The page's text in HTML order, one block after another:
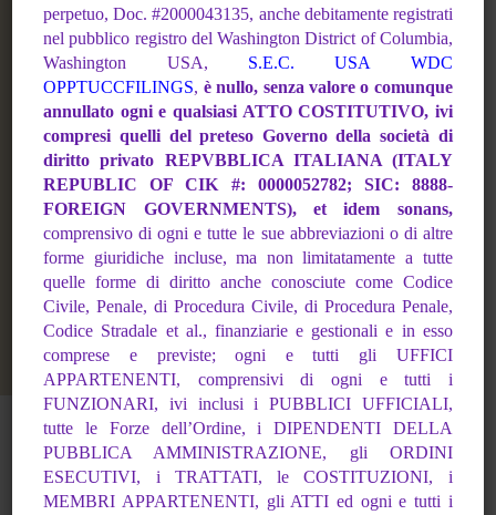
e offre sostegno sul territorio a uomini e
donne che subiscono sfratti esecutivi.
La flessibilità del nostro operare mette in
relazione, quasi sempre, le altre sovranità
per la complessità dei problemi in campo:
come per esempio la sovranità dell’ordine
e la sovranità del flusso.
perpetuo, Doc. #2000043135, anche debitamente registrati
nel pubblico registro del Washington District of Columbia,
Washington USA, S.E.C. USA WDC
OPPTUCCFILINGS, è nullo, senza valore o comunque
annullato ogni e qualsiasi ATTO COSTITUTIVO, ivi
compresi quelli del preteso Governo della società di
diritto privato REPVBBLICA ITALIANA (ITALY
REPUBLIC OF CIK #: 0000052782; SIC: 8888-
FOREIGN GOVERNMENTS), et idem sonans,
comprensivo di ogni e tutte le sue abbreviazioni o di altre
forme giuridiche incluse, ma non limitatamente a tutte
quelle forme didiritto anche conosciute come Codice
Civile, Penale, di Procedura Civile, di Procedura Penale,
Codice Stradale et al., finanziarie e gestionali e in esso
comprese e previste; ogni e tutti gli UFFICI
APPARTENENTI, comprensivi di ogni e tutti i
FUNZIONARI, ivi inclusi iPUBBLICI UFFICIALI,
tutte le Forze dell’Ordine, i DIPENDENTI DELLA
PUBBLICA AMMINISTRAZIONE, gli ORDINI
ESECUTIVI, i TRATTATI, le COSTITUZIONI, i
MEMBRI APPARTENENTI, gli ATTI ed ogni e tutti i